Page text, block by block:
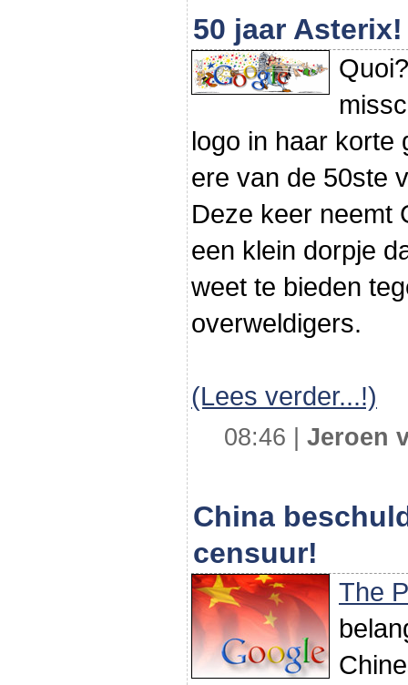
50 jaar Asterix!
logo in haar korte
ere van de 50ste
Deze keer neemt
een klein dorpje
weet te bieden
overweldigers.
(Lees verder...!)
08:46 | Jeroen
China
censuur!
The